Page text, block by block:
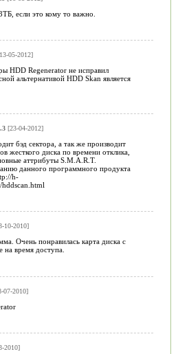
если это кому то важно.
05-2012]
HDD Regenerator не исправил
альтернативой HDD Skan является
[23-04-2012]
бэд сектора, а так же производит
жесткого диска по времени отклика,
аттрибуты S.M.A.R.T.
данного программного продукта
h-
10-2010]
Очень понравилась карта диска с
на время доступа.
07-2010]
2010]